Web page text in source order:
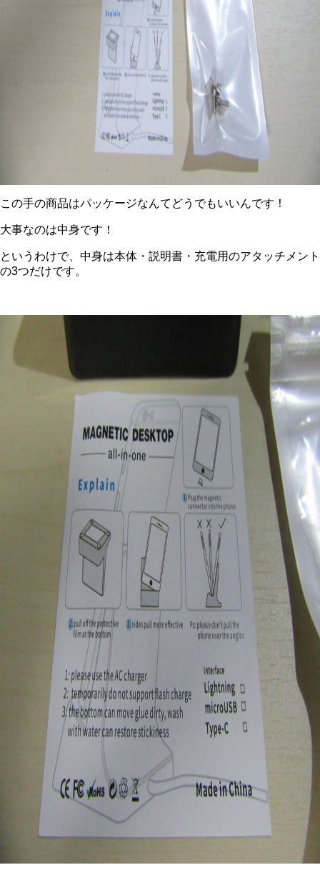
この手の商品はパッケージなんてどうでもいいんです！
大事なのは中身です！
というわけで、中身は本体・説明書・充電用のアタッチメント
の3つだけです。